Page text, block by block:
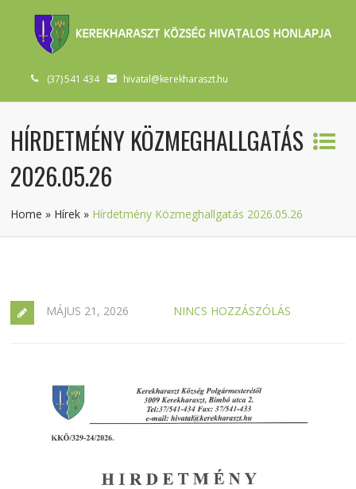
(37) 541 434 hivatal@kerekharaszt.hu
HÍRDETMÉNY KÖZMEGHALLGATÁS
2026.05.26
Home » Hírek » Hírdetmény Közmeghallgatás 2026.05.26
MÁJUS 21, 2026 NINCS HOZZÁSZÓLÁS